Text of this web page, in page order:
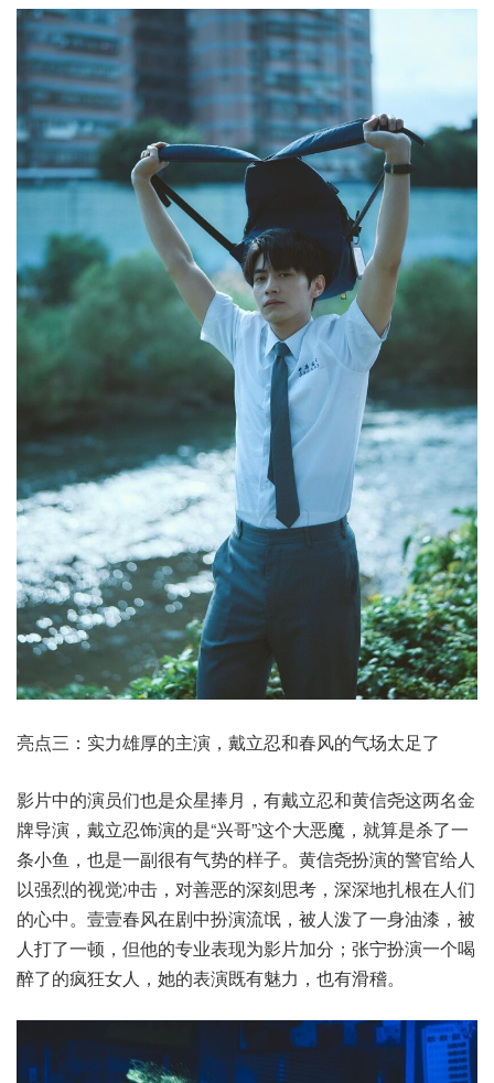
亮点三：实力雄厚的主演，戴立忍和春风的气场太足了
影片中的演员们也是众星捧月，有戴立忍和黄信尧这两名金
牌导演，戴立忍饰演的是“兴哥”这个大恶魔，就算是杀了一
条小鱼，也是一副很有气势的样子。黄信尧扮演的警官给人
以强烈的视觉冲击，对善恶的深刻思考，深深地扎根在人们
的心中。壹壹春风在剧中扮演流氓，被人泼了一身油漆，被
人打了一顿，但他的专业表现为影片加分；张宁扮演一个喝
醉了的疯狂女人，她的表演既有魅力，也有滑稽。